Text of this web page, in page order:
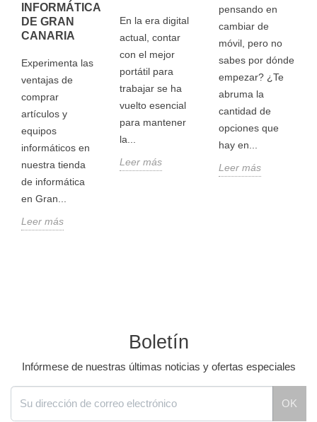
INFORMÁTICA
DE GRAN
CANARIA
Experimenta las
ventajas de
comprar
artículos y
equipos
informáticos en
nuestra tienda
de informática
en Gran...
Leer más
En la era digital
actual, contar
con el mejor
portátil para
trabajar se ha
vuelto esencial
para mantener
la...
Leer más
pensando en
cambiar de
móvil, pero no
sabes por dónde
empezar? ¿Te
abruma la
cantidad de
opciones que
hay en...
Leer más
Boletín
Infórmese de nuestras últimas noticias y ofertas especiales
OK